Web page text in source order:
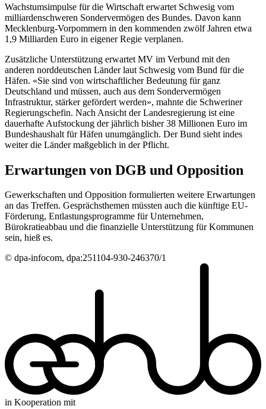
Wachstumsimpulse für die Wirtschaft erwartet Schwesig vom
milliardenschweren Sondervermögen des Bundes. Davon kann
Mecklenburg-Vorpommern in den kommenden zwölf Jahren etwa
1,9 Milliarden Euro in eigener Regie verplanen.
Zusätzliche Unterstützung erwartet MV im Verbund mit den
anderen norddeutschen Länder laut Schwesig vom Bund für die
Häfen. «Sie sind von wirtschaftlicher Bedeutung für ganz
Deutschland und müssen, auch aus dem Sondervermögen
Infrastruktur, stärker gefördert werden», mahnte die Schweriner
Regierungschefin. Nach Ansicht der Landesregierung ist eine
dauerhafte Aufstockung der jährlich bisher 38 Millionen Euro im
Bundeshaushalt für Häfen unumgänglich. Der Bund sieht indes
weiter die Länder maßgeblich in der Pflicht.
Erwartungen von DGB und Opposition
Gewerkschaften und Opposition formulierten weitere Erwartungen
an das Treffen. Gesprächsthemen müssten auch die künftige EU-
Förderung, Entlastungsprogramme für Unternehmen,
Bürokratieabbau und die finanzielle Unterstützung für Kommunen
sein, hieß es.
© dpa-infocom, dpa:251104-930-246370/1
in Kooperation mit